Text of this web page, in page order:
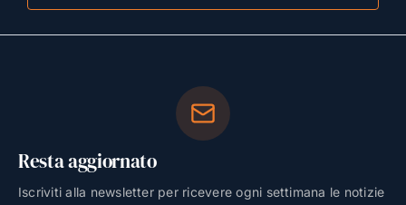
Resta aggiornato
Iscriviti alla newsletter per ricevere ogni settimana le notizie